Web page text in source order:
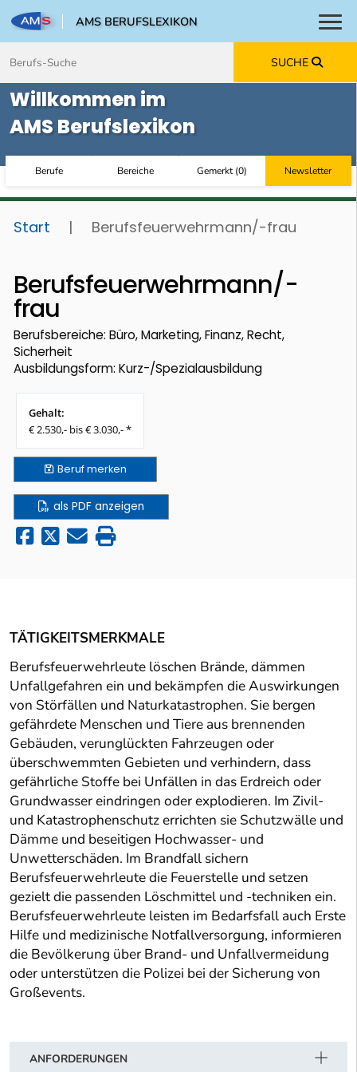
AMS BERUFSLEXIKON
SUCHE
Willkommen im
AMS Berufslexikon
Berufe Bereiche Gemerkt(0) Newsletter
Start | Berufsfeuerwehrmann/-frau
Berufsfeuerwehrmann/-
frau
Berufsbereiche: Büro, Marketing, Finanz, Recht,
Sicherheit
Ausbildungsform: Kurz-/Spezialausbildung
Gehalt:
€ 2.530,- bis € 3.030,- *
Berufmerken
als PDF anzeigen
TÄTIGKEITSMERKMALE
Berufsfeuerwehrleute löschen Brände, dämmen
Unfallgefahren ein und bekämpfen die Auswirkungen
von Störfällen und Naturkatastrophen. Sie bergen
gefährdete Menschen und Tiere aus brennenden
Gebäuden, verunglückten Fahrzeugen oder
überschwemmten Gebieten und verhindern, dass
gefährliche Stoffe bei Unfällen in das Erdreich oder
Grundwasser eindringen oder explodieren. Im Zivil-
und Katastrophenschutz errichten sie Schutzwälle und
Dämme und beseitigen Hochwasser- und
Unwetterschäden. Im Brandfall sichern
Berufsfeuerwehrleute die Feuerstelle und setzen
gezielt die passenden Löschmittel und -techniken ein.
Berufsfeuerwehrleute leisten im Bedarfsfall auch Erste
Hilfe und medizinische Notfallversorgung, informieren
die Bevölkerung über Brand- und Unfallvermeidung
oder unterstützen die Polizei bei der Sicherung von
Großevents.
ANFORDERUNGEN